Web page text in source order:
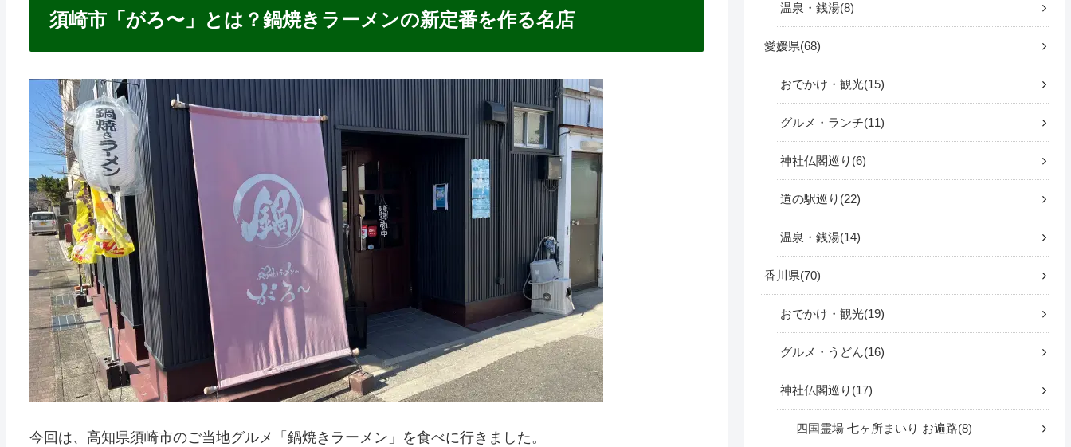
須崎市「がろ〜」とは？鍋焼きラーメンの新定番を作る名店
今回は、高知県須崎市のご当地グルメ「鍋焼きラーメン」を食べに行きました。
温泉・銭湯 8
愛媛県 68
おでかけ・観光 15
グルメ・ランチ 11
神社仏閣巡り 6
道の駅巡り 22
温泉・銭湯 14
香川県 70
おでかけ・観光 19
グルメ・うどん 16
神社仏閣巡り 17
四国霊場 七ヶ所まいり お遍路 8